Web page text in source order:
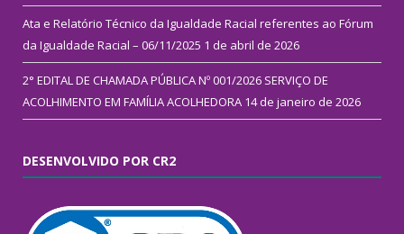
Ata e Relatório Técnico da Igualdade Racial referentes ao Fórum
da Igualdade Racial – 06/11/2025 1 de abril de 2026
2° EDITAL DE CHAMADA PÚBLICA Nº 001/2026 SERVIÇO DE
ACOLHIMENTO EM FAMÍLIA ACOLHEDORA 14 de janeiro de 2026
DESENVOLVIDO POR CR2